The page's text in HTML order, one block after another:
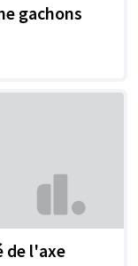
gachons
de l'axe